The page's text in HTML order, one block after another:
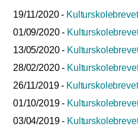
19/11/2020 -
01/09/2020 -
13/05/2020 -
28/02/2020 -
26/11/2019 -
01/10/2019 -
03/04/2019 -